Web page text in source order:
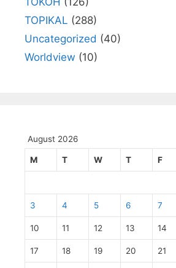
TOPIKAL (288)
Uncategorized (40)
Worldview (10)
August 2026
M T W T F
3 4 5 6 7
10 11 12 13 14
17 18 19 20 21